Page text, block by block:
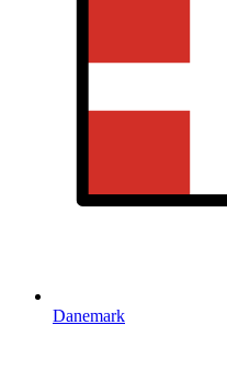
Danemark